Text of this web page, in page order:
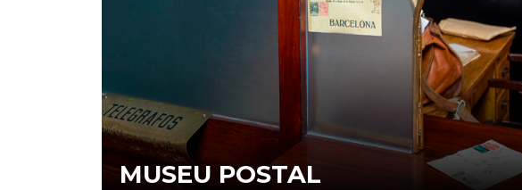
MUSEU POSTAL